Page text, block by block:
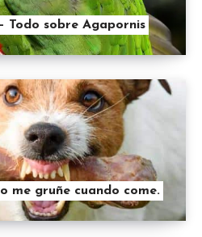
Todo sobre Agapornis
me gruñe cuando come.